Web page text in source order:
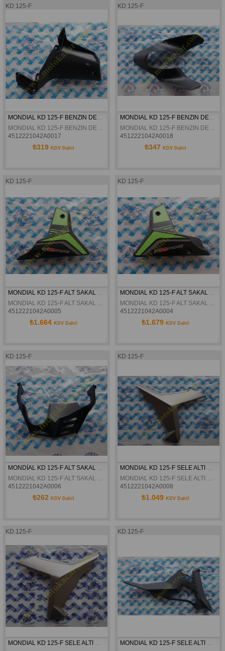
KD 125-F
MONDIAL KD 125-F BENZIN DEPOSU SAG ARKA GRENAJ ORJINAL
MONDIAL KD 125-F BENZIN DEPOSU SAG ARKA GRENAJ ORJINAL
4512221042A0017
₺319 KDV Dahil
KD 125-F
MONDIAL KD 125-F BENZIN DEPOSU ÜST GRENAJ ORJINAL
MONDIAL KD 125-F BENZIN DEPOSU ÜST GRENAJ ORJINAL
4512221042A0018
₺347 KDV Dahil
KD 125-F
MONDIAL KD 125-F ALT SAKAL SAG YESIL ORJINAL
MONDIAL KD 125-F ALT SAKAL SAG YESIL ORJINAL
4512221042A0005
₺1.664 KDV Dahil
KD 125-F
MONDIAL KD 125-F ALT SAKAL SOL YESIL ORJINAL
MONDIAL KD 125-F ALT SAKAL SOL YESIL ORJINAL
4512221042A0004
₺1.679 KDV Dahil
KD 125-F
MONDİAL KD 125-F ALT SAKAL ORTA PARÇA  ORJİNAL
MONDİAL KD 125-F ALT SAKAL ORTA PARÇA  ORJİNAL
4512221042A0006
₺262 KDV Dahil
KD 125-F
MONDIAL KD 125-F SELE ALTI ÖN YAN KAPAK SAG TITANYUM ORJINAL
MONDIAL KD 125-F SELE ALTI ÖN YAN KAPAK SAG TITANYUM ORJINAL
4512221042A0008
₺1.049 KDV Dahil
KD 125-F
MONDIAL KD 125-F SELE ALTI ÖN YAN KAPAK SOL TITANYUM ORJINAL
KD 125-F
MONDIAL KD 125-F SELE ALTI ÖN YAN DEKOR KAPAK SAG ORJINAL